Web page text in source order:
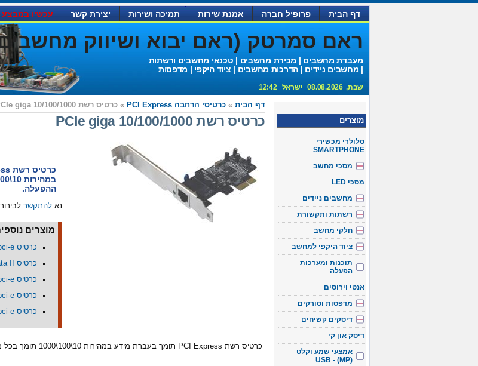
דף הבית פרופיל חברה אמנת שירות תמיכה ושירות יצירת קשר עכשיו במבצע
ראם סמרטק (ראם יבוא ושיווק מחשבים
מעבדת מחשבים | מכירת מחשבים | טכנאי מחשבים ורשתות
| מחשבים ניידים | הדרכות מחשבים | ציוד היקפי | מדפסות
שבת, 08.08.2026 ישראל 12:42
דף הבית » כרטיסי הרחבה PCI Express » כרטיס רשת 10/100/1000 PCIe giga
כרטיס רשת 10/100/1000 PCIe giga
ההפעלה.
נא להתקשר
מוצרים
כרטיס pci-e ל-Parallel נקבה
כרטיס pci-e sata II
כרטיס pci-e ל- 2 יציאות rs232
כרטיס pci-e משולב usb + FireWire
כרטיס pci-e ל- FireWire 400
כרטיס רשת PCI Express תומך בעברת מידע במהירות 10\100\1000 תומך בכל מערכות ההפעלה.
מוצרים
סלולרי מכשירי
SMARTPHONE
מסכי מחשב
מסכי LED
מחשבים ניידים
רשתות ותקשורת
חלקי מחשב
ציוד היקפי למחשב
תוכנות ומערכות
הפעלה
אנטי וירוסים
מדפסות וסורקים
דיסקים קשיחים
דיסק און קי
אמצעי שמע וקלט
(USB - (MP